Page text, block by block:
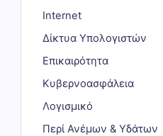
Internet
Δίκτυα Υπολογιστών
Επικαιρότητα
Κυβερνοασφάλεια
Λογισμικό
Περί Ανέμων & Υδάτων